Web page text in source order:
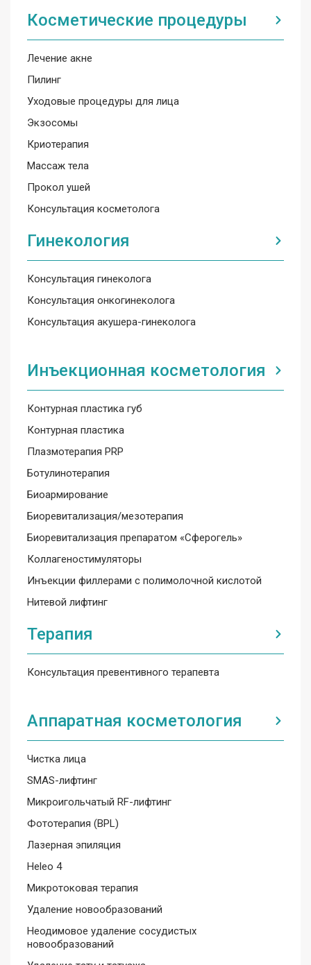
Косметические процедуры
Лечение акне
Пилинг
Уходовые процедуры для лица
Экзосомы
Криотерапия
Массаж тела
Прокол ушей
Консультация косметолога
Гинекология
Консультация гинеколога
Консультация онкогинеколога
Консультация акушера-гинеколога
Инъекционная косметология
Контурная пластика губ
Контурная пластика
Плазмотерапия PRP
Ботулинотерапия
Биоармирование
Биоревитализация/мезотерапия
Биоревитализация препаратом «Сферогель»
Коллагеностимуляторы
Инъекции филлерами с полимолочной кислотой
Нитевой лифтинг
Терапия
Консультация превентивного терапевта
Аппаратная косметология
Чистка лица
SMAS-лифтинг
Микроигольчатый RF-лифтинг
Фототерапия (BPL)
Лазерная эпиляция
Heleo 4
Микротоковая терапия
Удаление новообразований
Неодимовое удаление сосудистых
новообразований